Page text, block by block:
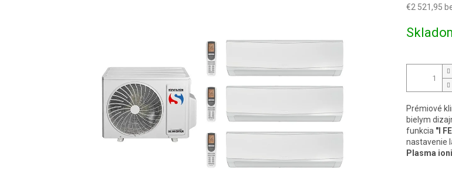
€2 521,95
cena:
Prémiové
bielym
funkcia "I
nastavenie
Plasma